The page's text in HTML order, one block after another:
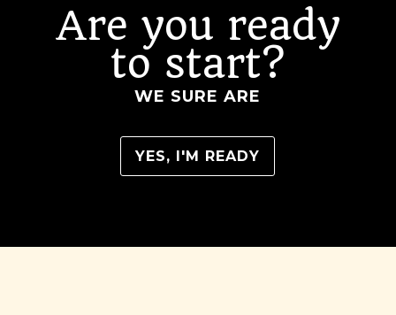
Are you ready
to start?
WE SURE ARE
YES, I'M READY